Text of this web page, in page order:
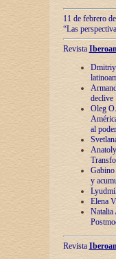
11 de febrero
“Las
Revista
Dmitriy
declive
Oleg
al poder
y
Elena
Natalia
Revista